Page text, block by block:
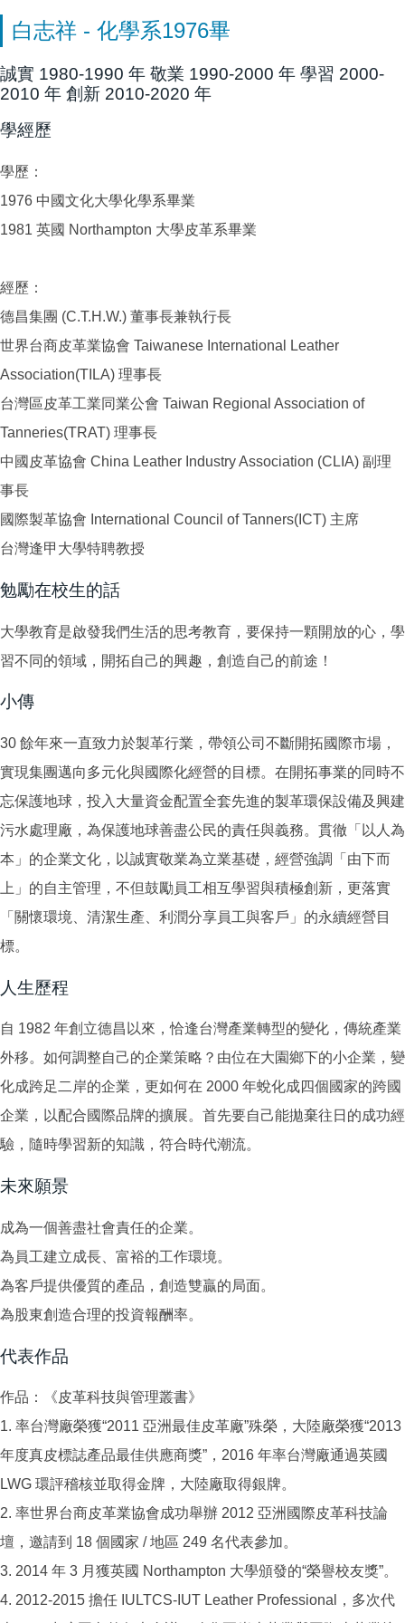
白志祥 - 化學系1976畢
誠實 1980-1990 年 敬業 1990-2000 年 學習 2000-
2010 年 創新 2010-2020 年
學經歷
學歷：
1976 中國文化大學化學系畢業
1981 英國 Northampton 大學皮革系畢業
經歷：
德昌集團 (C.T.H.W.) 董事長兼執行長
世界台商皮革業協會 Taiwanese International Leather
Association(TILA) 理事長
台灣區皮革工業同業公會 Taiwan Regional Association of
Tanneries(TRAT) 理事長
中國皮革協會 China Leather Industry Association (CLIA) 副理
事長
國際製革協會 International Council of Tanners(ICT) 主席
台灣逢甲大學特聘教授
勉勵在校生的話
大學教育是啟發我們生活的思考教育，要保持一顆開放的心，學
習不同的領域，開拓自己的興趣，創造自己的前途！
小傳
30 餘年來一直致力於製革行業，帶領公司不斷開拓國際市場，
實現集團邁向多元化與國際化經營的目標。在開拓事業的同時不
忘保護地球，投入大量資金配置全套先進的製革環保設備及興建
污水處理廠，為保護地球善盡公民的責任與義務。貫徹「以人為
本」的企業文化，以誠實敬業為立業基礎，經營強調「由下而
上」的自主管理，不但鼓勵員工相互學習與積極創新，更落實
「關懷環境、清潔生產、利潤分享員工與客戶」的永續經營目
標。
人生歷程
自 1982 年創立德昌以來，恰逢台灣產業轉型的變化，傳統產業
外移。如何調整自己的企業策略？由位在大園鄉下的小企業，變
化成跨足二岸的企業，更如何在 2000 年蛻化成四個國家的跨國
企業，以配合國際品牌的擴展。首先要自己能拋棄往日的成功經
驗，隨時學習新的知識，符合時代潮流。
未來願景
成為一個善盡社會責任的企業。
為員工建立成長、富裕的工作環境。
為客戶提供優質的產品，創造雙贏的局面。
為股東創造合理的投資報酬率。
代表作品
作品：《皮革科技與管理叢書》
1. 率台灣廠榮獲“2011 亞洲最佳皮革廠”殊榮，大陸廠榮獲“2013
年度真皮標誌產品最佳供應商獎”，2016 年率台灣廠通過英國
LWG 環評稽核並取得金牌，大陸廠取得銀牌。
2. 率世界台商皮革業協會成功舉辦 2012 亞洲國際皮革科技論
壇，邀請到 18 個國家 / 地區 249 名代表參加。
3. 2014 年 3 月獲英國 Northampton 大學頒發的“榮譽校友獎”。
4. 2012-2015 擔任 IULTCS-IUT Leather Professional，多次代